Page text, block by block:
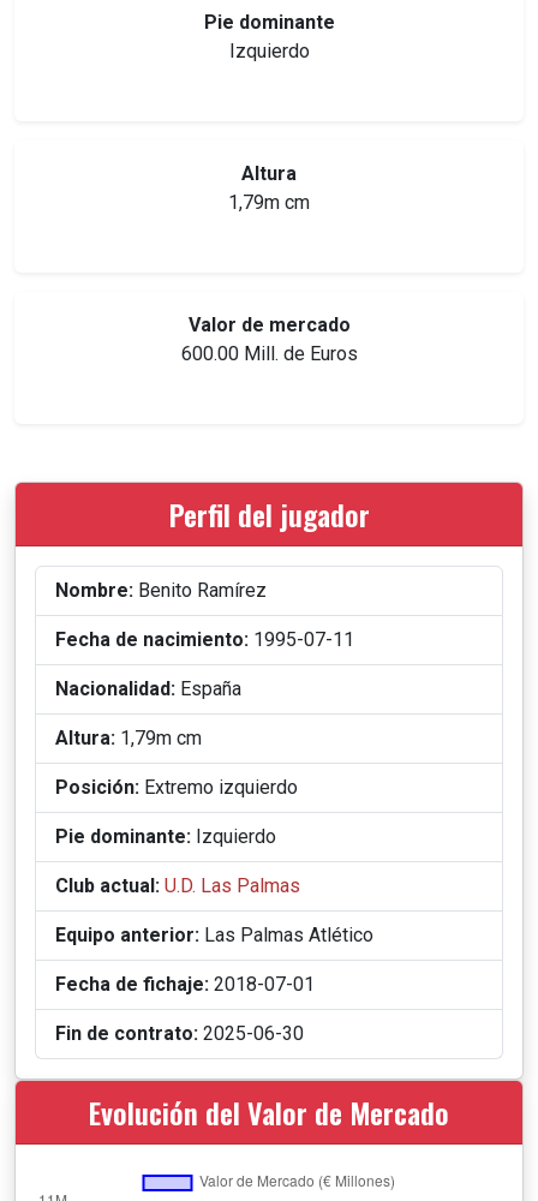
Pie dominante
Izquierdo
Altura
1,79m cm
Valor de mercado
600.00 Mill. de Euros
Perfil del jugador
Nombre: Benito Ramírez
Fecha de nacimiento: 1995-07-11
Nacionalidad: España
Altura: 1,79m cm
Posición: Extremo izquierdo
Pie dominante: Izquierdo
Club actual: U.D. Las Palmas
Equipo anterior: Las Palmas Atlético
Fecha de fichaje: 2018-07-01
Fin de contrato: 2025-06-30
Evolución del Valor de Mercado